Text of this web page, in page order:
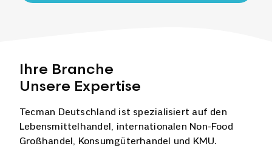
Ihre Branche
Unsere Expertise
Tecman Deutschland ist spezialisiert auf den
Lebensmittelhandel, internationalen Non-Food
Großhandel, Konsumgüterhandel und KMU.